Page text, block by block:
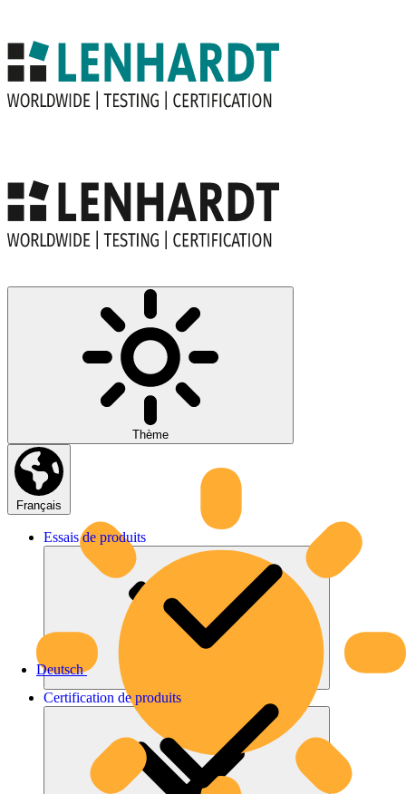
Thème
Français
Deutsch
Essais de produits
Certification de produits